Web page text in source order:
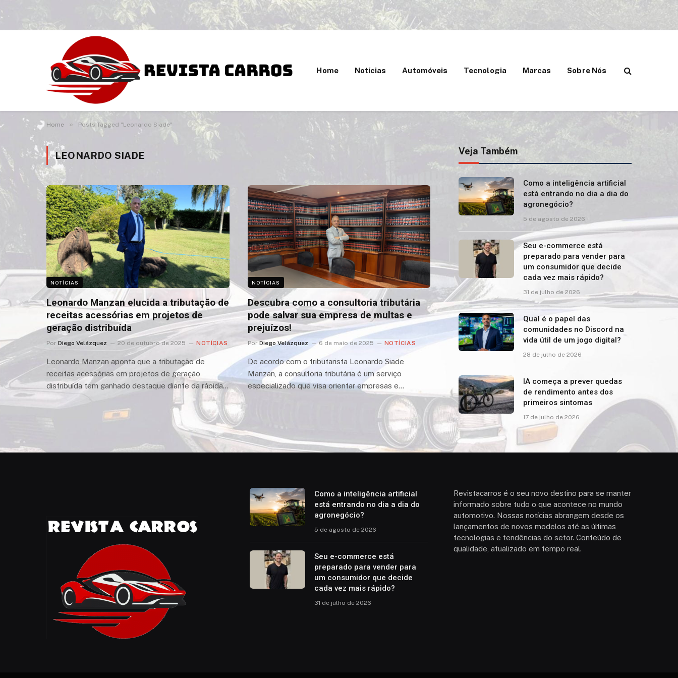
Home Notícias Automóveis Tecnologia Marcas Sobre Nós
Home » Posts Tagged "Leonardo Siade"
LEONARDO SIADE
NOTÍCIAS
Leonardo Manzan elucida a tributação de
receitas acessórias em projetos de
geração distribuída
Por Diego Velázquez 20 de outubro de 2025 NOTÍCIAS
Leonardo Manzan aponta que a tributação de
receitas acessórias em projetos de geração
distribuída tem ganhado destaque diante da rápida…
NOTÍCIAS
Descubra como a consultoria tributária
pode salvar sua empresa de multas e
prejuízos!
Por Diego Velázquez 6 de maio de 2025 NOTÍCIAS
De acordo com o tributarista Leonardo Siade
Manzan, a consultoria tributária é um serviço
especializado que visa orientar empresas e…
Veja Também
Como a inteligência artificial
está entrando no dia a dia do
agronegócio?
5 de agosto de 2026
Seu e-commerce está
preparado para vender para
um consumidor que decide
cada vez mais rápido?
31 de julho de 2026
Qual é o papel das
comunidades no Discord na
vida útil de um jogo digital?
28 de julho de 2026
IA começa a prever quedas
de rendimento antes dos
primeiros sintomas
17 de julho de 2026
Como a inteligência artificial
está entrando no dia a dia do
agronegócio?
5 de agosto de 2026
Seu e-commerce está
preparado para vender para
um consumidor que decide
cada vez mais rápido?
31 de julho de 2026
Revistacarros é o seu novo destino para se manter
informado sobre tudo o que acontece no mundo
automotivo. Nossas notícias abrangem desde os
lançamentos de novos modelos até as últimas
tecnologias e tendências do setor. Conteúdo de
qualidade, atualizado em tempo real.